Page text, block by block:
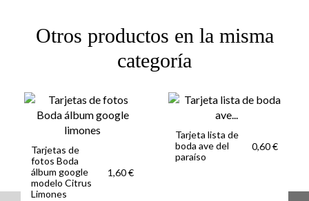
Otros productos en la misma
categoría
Tarjetas de
fotos Boda
álbum google
modelo Citrus
Limones
1,60 €
Tarjeta lista de
boda ave del
paraíso
0,60 €